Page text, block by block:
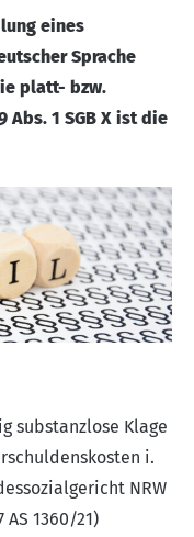
eines
Sprache
platt- bzw.
Abs. 1 SGB X ist die
substanzlose Klage
i.
NRW
1360/21)